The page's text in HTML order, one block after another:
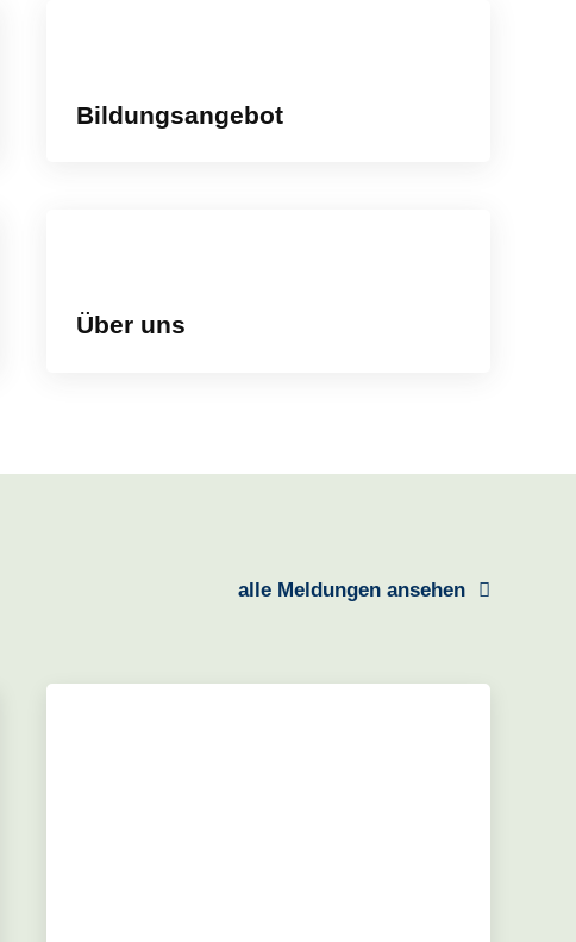
Bildungsangebot
Über uns
alle Meldungen ansehen